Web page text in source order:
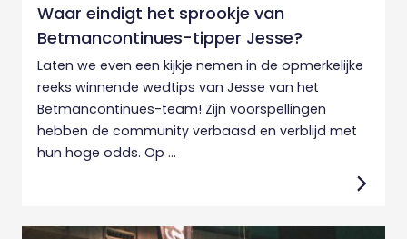
Waar eindigt het sprookje van
Betmancontinues-tipper Jesse?
Laten we even een kijkje nemen in de opmerkelijke
reeks winnende wedtips van Jesse van het
Betmancontinues-team! Zijn voorspellingen
hebben de community verbaasd en verblijd met
hun hoge odds. Op ...